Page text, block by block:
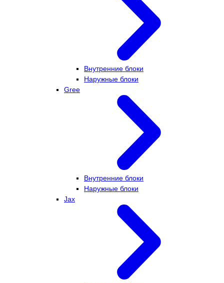
Внутренние блоки
Наружные блоки
Gree
Внутренние блоки
Наружные блоки
Jax